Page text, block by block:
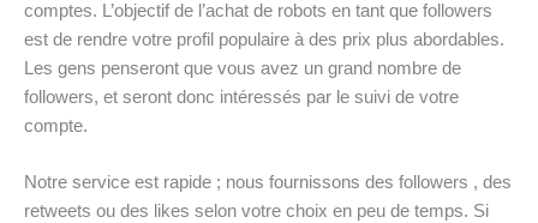
comptes. L’objectif de l’achat de robots en tant que followers
est de rendre votre profil populaire à des prix plus abordables.
Les gens penseront que vous avez un grand nombre de
followers, et seront donc intéressés par le suivi de votre
compte.
Notre service est rapide ; nous fournissons des followers , des
retweets ou des likes selon votre choix en peu de temps. Si